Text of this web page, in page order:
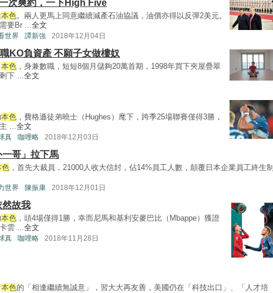
次爽約，一下High Five
本色。兩人更馬上同意繼續減產石油協議，油價亦得以反彈2美元。
要Br ...全文
世界 譚新強 2018年12月04日
KO負資產 不願子女做樓奴
本色 ，身兼數職，短短8個月儲夠20萬首期，1998年買下夾屋疊翠
下 ...全文
本色 ，費格遜徒弟曉士（Hughes）麾下，跨季25場聯賽僅得3勝，
...全文
真 咖哩略 2018年12月03日
哥」拉下馬
色 ，首先大裁員，21000人收大信封，佔14%員工人數，顛覆日本企業員工終生制
世界 陳振康 2018年12月01日
然故我
本色 ，頭4場僅得1勝，幸而尼馬和基利安麥巴比（Mbappe）獲證
雲 ...全文
真 咖哩略 2018年11月28日
本色的「相逢繼續無誠意」，習大大再友善，美國仍在「科技出口」、「人才培